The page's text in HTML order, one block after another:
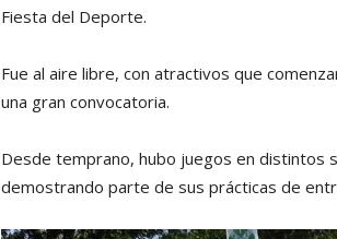
Fiesta del Deporte.
Fue al aire libre, con atractivos que
una gran convocatoria.
Desde temprano, hubo juegos en distintos
demostrando parte de sus prácticas de